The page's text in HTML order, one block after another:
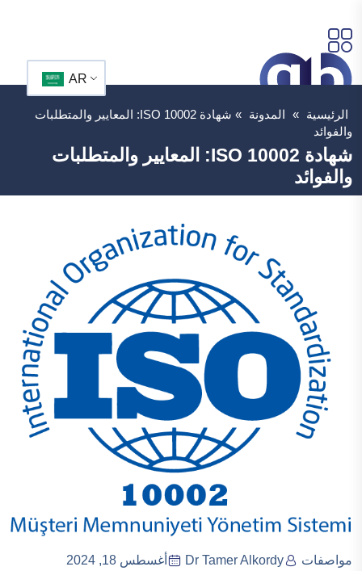
AR
الرئيسية » المدونة »
شهادة ISO 10002: المعايير والمتطلبات
والفوائد
شهادة ISO 10002: المعايير والمتطلبات
والفوائد
مواصفات Dr Tamer Alkordy أغسطس 18, 2024